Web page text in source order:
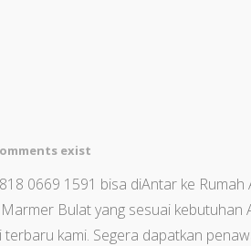
exist
0669 1591 bisa diAntar ke Rumah
Bulat yang sesuai kebutuhan
kami. Segera dapatkan